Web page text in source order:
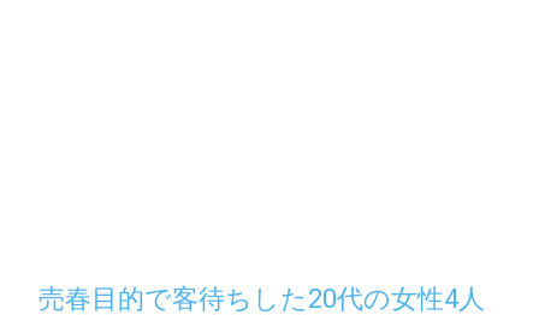
売春目的で客待ちした20代の女性4人